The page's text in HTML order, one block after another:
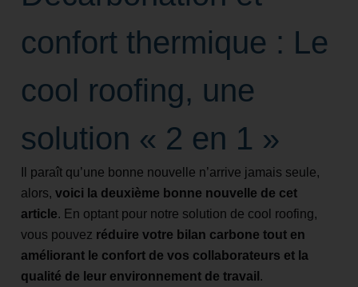
confort thermique : Le
cool roofing, une
solution « 2 en 1 »
Il paraît qu’une bonne nouvelle n’arrive jamais seule,
alors, voici la deuxième bonne nouvelle de cet
article. En optant pour notre solution de cool roofing,
vous pouvez réduire votre bilan carbone tout en
améliorant le confort de vos collaborateurs et la
qualité de leur environnement de travail .